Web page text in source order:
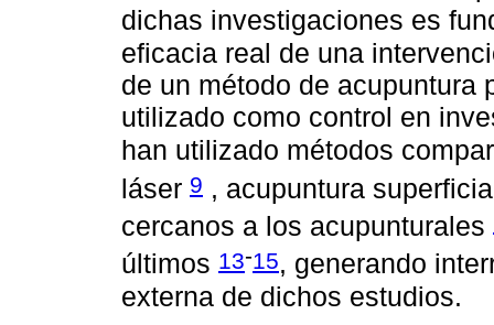
dichas investigaciones es
eficacia real de una
de un método de acupuntura
utilizado como control en
han utilizado métodos
láser 9 , acupuntura
cercanos a los acupunturales
últimos 13-15, generando
externa de dichos estudios.